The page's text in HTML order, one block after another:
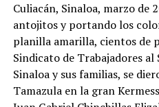
Culiacán, Sinaloa, marzo de
antojitos y portando los
planilla amarilla, cientos de
Sindicato de Trabajadores al
Sinaloa y sus familias, se
Tamazula en la gran